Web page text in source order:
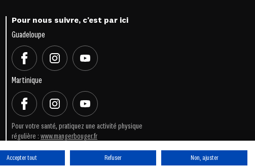
Pour nous suivre, c’est par ici
Guadeloupe
Martinique
Pour votre santé, pratiquez une activité physique
régulière : www.mangerbouger.fr
Accepter tout Refuser Non, ajuster